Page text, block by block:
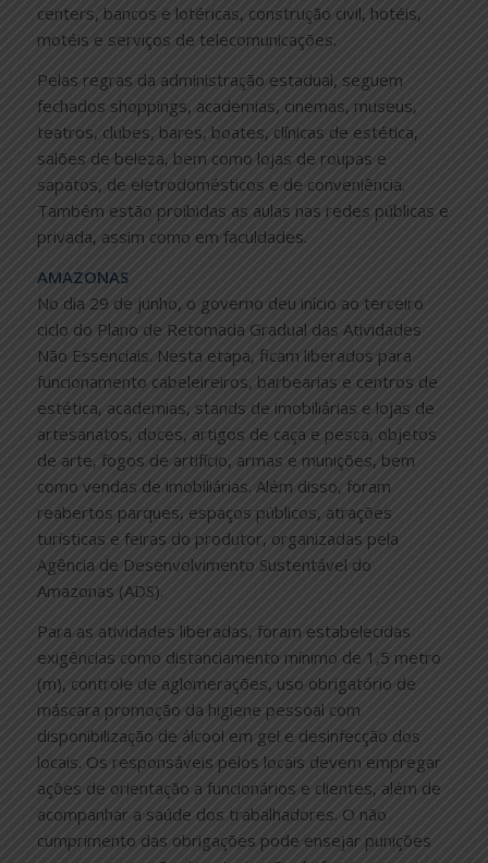
centers, bancos e lotéricas, construção civil, hotéis,
motéis e serviços de telecomunicações.
Pelas regras da administração estadual, seguem
fechados shoppings, academias, cinemas, museus,
teatros, clubes, bares, boates, clínicas de estética,
salões de beleza, bem como lojas de roupas e
sapatos, de eletrodomésticos e de conveniência.
Também estão proibidas as aulas nas redes públicas e
privada, assim como em faculdades.
AMAZONAS
No dia 29 de junho, o governo deu início ao terceiro
ciclo do Plano de Retomada Gradual das Atividades
Não Essenciais. Nesta etapa, ficam liberados para
funcionamento cabeleireiros, barbearias e centros de
estética, academias, stands de imobiliárias e lojas de
artesanatos, doces, artigos de caça e pesca, objetos
de arte, fogos de artifício, armas e munições, bem
como vendas de imobiliárias. Além disso, foram
reabertos parques, espaços públicos, atrações
turísticas e feiras do produtor, organizadas pela
Agência de Desenvolvimento Sustentável do
Amazonas (ADS).
Para as atividades liberadas, foram estabelecidas
exigências como distanciamento mínimo de 1,5 metro
(m), controle de aglomerações, uso obrigatório de
máscara promoção da higiene pessoal com
disponibilização de álcool em gel e desinfecção dos
locais. Os responsáveis pelos locais devem empregar
ações de orientação a funcionários e clientes, além de
acompanhar a saúde dos trabalhadores. O não
cumprimento das obrigações pode ensejar punições